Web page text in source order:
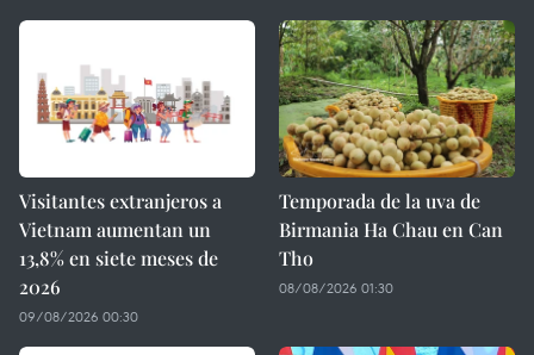
Visitantes extranjeros a
Vietnam aumentan un
13,8% en siete meses de
2026
09/08/2026 00:30
Temporada de la uva de
Birmania Ha Chau en Can
Tho
08/08/2026 01:30